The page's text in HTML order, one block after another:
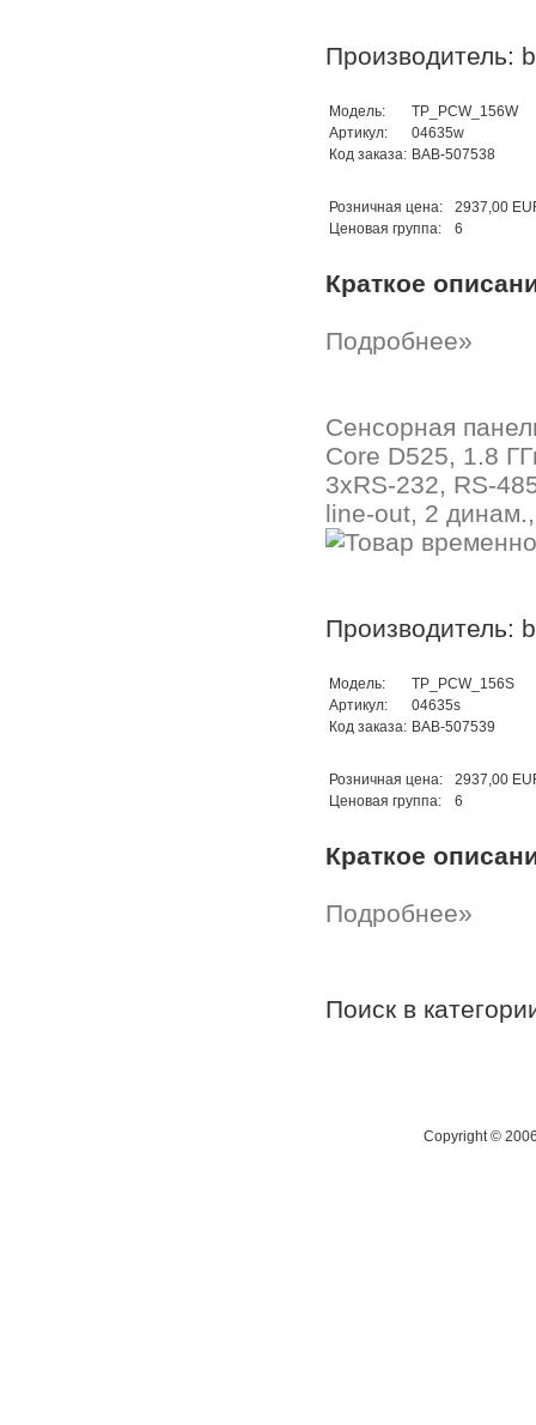
Производитель:
Модель:
TP_PCW_156W
Артикул:
04635w
Код заказа: BAB-507538
Розничная цена:
2937,00
Ценовая группа:
6
Краткое
Подробнее»
Сенсорная
Core D525, 1.8
3хRS-232, RS-
line-out, 2
Производитель:
Модель:
TP_PCW_156S
Артикул:
04635s
Код заказа: BAB-507539
Розничная цена:
2937,00
Ценовая группа:
6
Краткое
Подробнее»
Поиск в
Copyright ©